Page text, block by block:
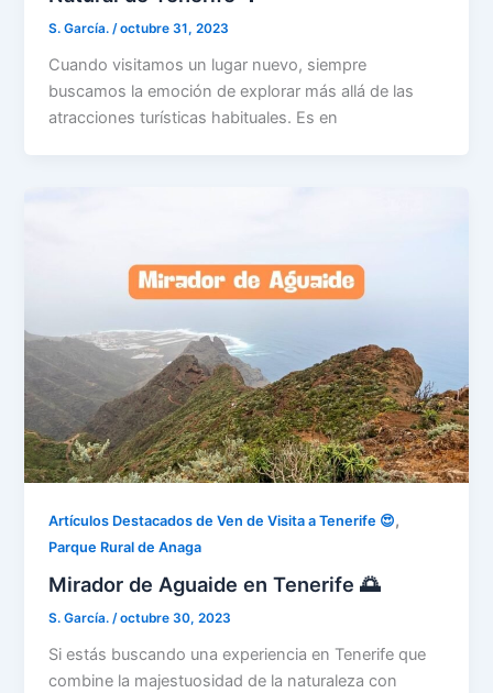
S. García./octubre 31, 2023
Cuando visitamos un lugar nuevo, siempre
buscamos la emoción de explorar más allá de las
atracciones turísticas habituales. Es en
Artículos Destacados de Ven de Visita a Tenerife 😍,
Parque Rural de Anaga
Mirador de Aguaide en Tenerife 🌅
S. García./octubre 30, 2023
Si estás buscando una experiencia en Tenerife que
combine la majestuosidad de la naturaleza con